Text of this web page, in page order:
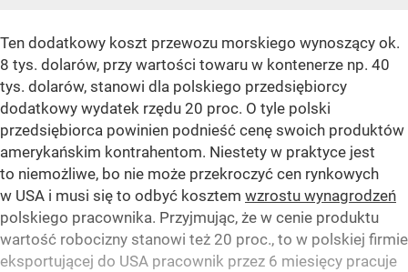
Ten dodatkowy koszt przewozu morskiego wynoszący ok.
8 tys. dolarów, przy wartości towaru w kontenerze np. 40
tys. dolarów, stanowi dla polskiego przedsiębiorcy
dodatkowy wydatek rzędu 20 proc. O tyle polski
przedsiębiorca powinien podnieść cenę swoich produktów
amerykańskim kontrahentom. Niestety w praktyce jest
to niemożliwe, bo nie może przekroczyć cen rynkowych
w USA i musi się to odbyć kosztem wzrostu wynagrodzeń
polskiego pracownika. Przyjmując, że w cenie produktu
wartość robocizny stanowi też 20 proc., to w polskiej firmie
eksportującej do USA pracownik przez 6 miesięcy pracuje